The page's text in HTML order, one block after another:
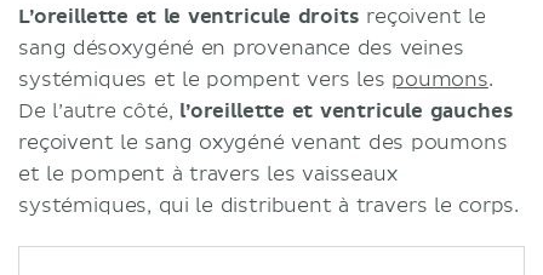
L’oreillette et le ventricule droits reçoivent le
sang désoxygéné en provenance des veines
systémiques et le pompent vers les poumons.
De l’autre côté, l’oreillette et ventricule gauches
reçoivent le sang oxygéné venant des poumons
et le pompent à travers les vaisseaux
systémiques, qui le distribuent à travers le corps.